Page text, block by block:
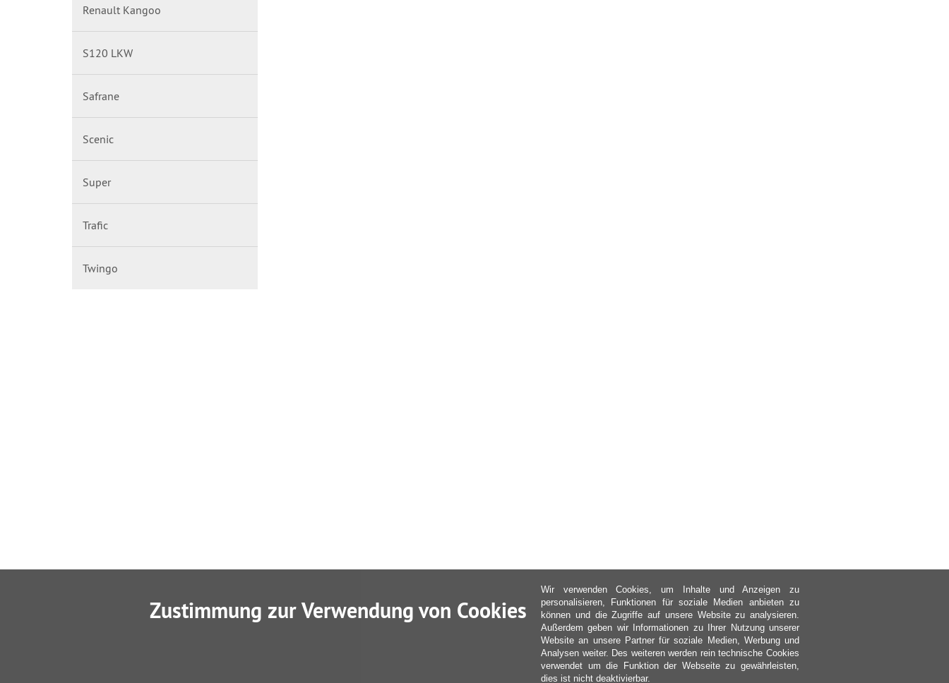
Renault Kangoo
S120 LKW
Safrane
Scenic
Super
Trafic
Twingo
Zustimmung zur Verwendung von Cookies
Wir verwenden Cookies, um Inhalte und Anzeigen zu
personalisieren, Funktionen für soziale Medien anbieten zu
können und die Zugriffe auf unsere Website zu analysieren.
Außerdem geben wir Informationen zu Ihrer Nutzung unserer
Website an unsere Partner für soziale Medien, Werbung und
Analysen weiter. Des weiteren werden rein technische Cookies
verwendet um die Funktion der Webseite zu gewährleisten,
dies ist nicht deaktivierbar.